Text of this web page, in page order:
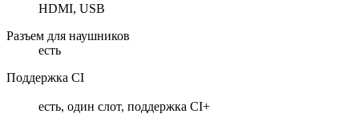
HDMI, USB
Разъем для наушников
есть
Поддержка CI
есть, один слот, поддержка CI+